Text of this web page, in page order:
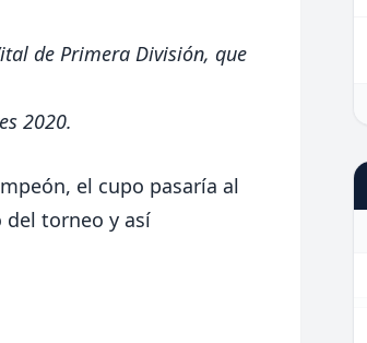
de Primera División, que
2020.
el cupo pasaría al
del torneo y así